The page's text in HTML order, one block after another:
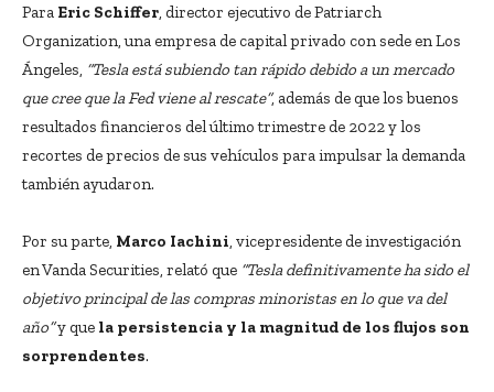
Para Eric Schiffer , director ejecutivo de Patriarch
Organization, una empresa de capital privado con sede en Los
Ángeles, “Tesla está subiendo tan rápido debido a un mercado
que cree que la Fed viene al rescate”, además de que los buenos
resultados financieros del último trimestre de 2022 y los
recortes de precios de sus vehículos para impulsar la demanda
también ayudaron.
Por su parte, Marco Iachini , vicepresidente de investigación
en Vanda Securities, relató que “Tesla definitivamente ha sido el
objetivo principal de las compras minoristas en lo que va del
año”y que la persistencia y la magnitud de los flujos son
sorprendentes.